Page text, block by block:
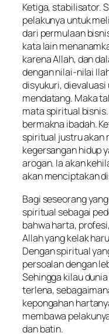
Ketiga, stabilisator.
pelakunya untuk
dari permulaan
kata lain
karena Allah, dan
dengan nilai-nilai
disyukuri,
mendatang. Maka
mata spiritual
bermakna ibadah.
spiritual justru akan
kegersangan hidup
arogan. Ia akan
akan menciptakan
Bagi seseorang
spiritual sebagai
bahwa harta,
Allah yang kelak
Dengan spiritual
persoalan dengan
Sehingga kilau
terlena,
kepongahan
membawa
dan batin.